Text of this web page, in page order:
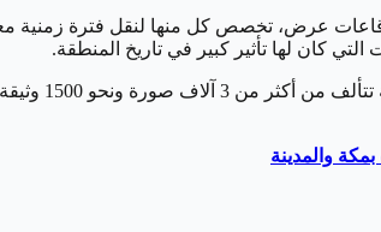
عرض، تخصص كل منها لنقل فترة زمنية
كان لها تأثير كبير في تاريخ المنطقة.
وتبرز
والمدينة